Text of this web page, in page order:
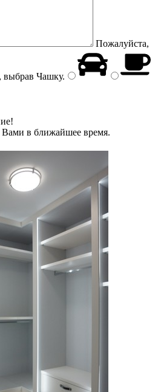
Пожалуйста,
выбрав Чашку.
в ближайшее время.